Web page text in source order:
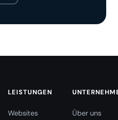
LEISTUNGEN
Websites Über uns